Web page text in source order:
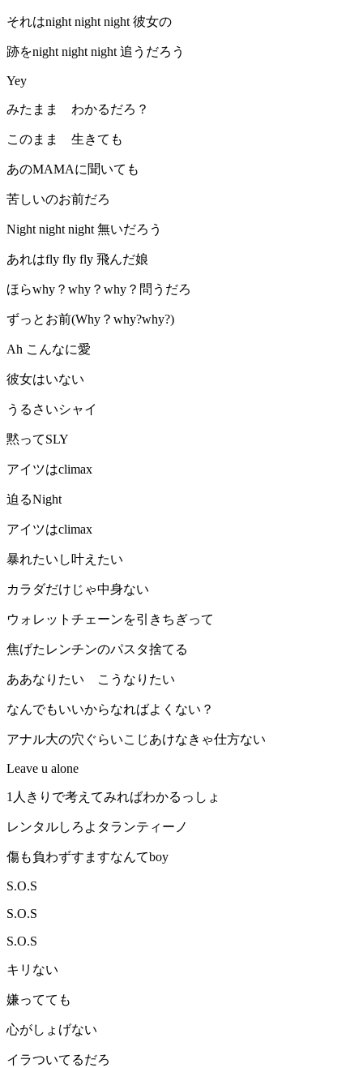
それはnight night night 彼女の
跡をnight night night 追うだろう
Yey
みたまま わかるだろ？
このまま 生きても
あのMAMAに聞いても
苦しいのお前だろ
Night night night 無いだろう
あれはfly fly fly 飛んだ娘
ほらwhy？why？why？問うだろ
ずっとお前(Why？why?why?)
Ah こんなに愛
彼女はいない
うるさいシャイ
黙ってSLY
アイツはclimax
迫るNight
アイツはclimax
暴れたいし叶えたい
カラダだけじゃ中身ない
ウォレットチェーンを引きちぎって
焦げたレンチンのパスタ捨てる
ああなりたい こうなりたい
なんでもいいからなればよくない？
アナル大の穴ぐらいこじあけなきゃ仕方ない
Leave u alone
1人きりで考えてみればわかるっしょ
レンタルしろよタランティーノ
傷も負わずすますなんてboy
S.O.S
S.O.S
S.O.S
キリない
嫌ってても
心がしょげない
イラついてるだろ